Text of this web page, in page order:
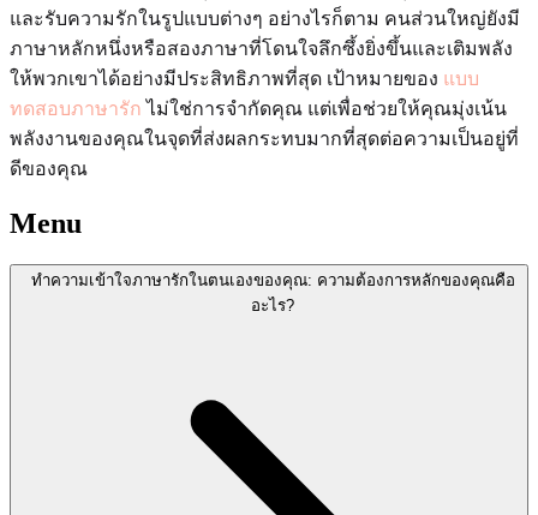
และรับความรักในรูปแบบต่างๆ อย่างไรก็ตาม คนส่วนใหญ่ยังมี
ภาษาหลักหนึ่งหรือสองภาษาที่โดนใจลึกซึ้งยิ่งขึ้นและเติมพลัง
ให้พวกเขาได้อย่างมีประสิทธิภาพที่สุด เป้าหมายของ แบบ
ทดสอบภาษารัก ไม่ใช่การจำกัดคุณ แต่เพื่อช่วยให้คุณมุ่งเน้น
พลังงานของคุณในจุดที่ส่งผลกระทบมากที่สุดต่อความเป็นอยู่ที่
ดีของคุณ
Menu
ทำความเข้าใจภาษารักในตนเองของคุณ: ความต้องการหลักของคุณคือ
อะไร?